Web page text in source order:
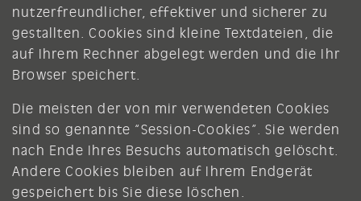
nutzerfreundlicher, effektiver und sicherer zu
gestallten. Cookies sind kleine Textdateien, die
auf Ihrem Rechner abgelegt werden und die Ihr
Browser speichert.
Die meisten der von mir verwendeten Cookies
sind so genannte “Session-Cookies”. Sie werden
nach Ende Ihres Besuchs automatisch gelöscht.
Andere Cookies bleiben auf Ihrem Endgerät
gespeichert bis Sie diese löschen.